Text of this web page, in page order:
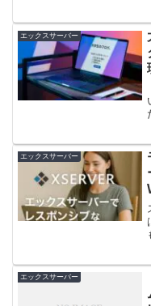
エックスサーバー
エックスサーバー
エックスサーバー